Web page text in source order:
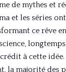
de mythes et
et les séries
ce rêve
longtemps
à cette idée.
la majorité des